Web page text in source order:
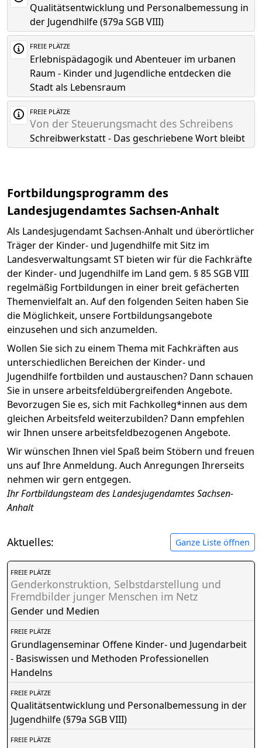
Qualitätsentwicklung und Personalbemessung in
der Jugendhilfe (§79a SGB VIII)
FREIE PLÄTZE
Erlebnispädagogik und Abenteuer im urbanen
Raum - Kinder und Jugendliche entdecken die
Stadt als Lebensraum
FREIE PLÄTZE
Von der Steuerungsmacht des Schreibens
Schreibwerkstatt - Das geschriebene Wort bleibt
Fortbildungsprogramm des
Landesjugendamtes Sachsen-Anhalt
Als Landesjugendamt Sachsen-Anhalt und überörtlicher
Träger der Kinder- und Jugendhilfe mit Sitz im
Landesverwaltungsamt ST bieten wir für die Fachkräfte
der Kinder- und Jugendhilfe im Land gem. § 85 SGB VIII
regelmäßig Fortbildungen in einer breit gefächerten
Themenvielfalt an. Auf den folgenden Seiten haben Sie
die Möglichkeit, unsere Fortbildungsangebote
einzusehen und sich anzumelden.
Wollen Sie sich zu einem Thema mit Fachkräften aus
unterschiedlichen Bereichen der Kinder- und
Jugendhilfe fortbilden und austauschen? Dann schauen
Sie in unsere arbeitsfeldübergreifenden Angebote.
Bevorzugen Sie es, sich mit Fachkolleg*innen aus dem
gleichen Arbeitsfeld weiterzubilden? Dann empfehlen
wir Ihnen unsere arbeitsfeldbezogenen Angebote.
Wir wünschen Ihnen viel Spaß beim Stöbern und freuen
uns auf Ihre Anmeldung. Auch Anregungen Ihrerseits
nehmen wir gern entgegen.
Ihr Fortbildungsteam des Landesjugendamtes Sachsen-
Anhalt
Aktuelles: Ganze Liste öffnen
FREIE PLÄTZE
Genderkonstruktion, Selbstdarstellung und
Fremdbilder junger Menschen im Netz
Gender und Medien
FREIE PLÄTZE
Grundlagenseminar Offene Kinder- und Jugendarbeit
- Basiswissen und Methoden Professionellen
Handelns
FREIE PLÄTZE
Qualitätsentwicklung und Personalbemessung in der
Jugendhilfe (§79a SGB VIII)
FREIE PLÄTZE